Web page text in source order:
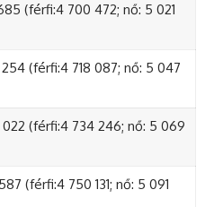
(férfi:4 700 472; nő: 5 021
(férfi:4 718 087; nő: 5 047
(férfi:4 734 246; nő: 5 069
(férfi:4 750 131; nő: 5 091